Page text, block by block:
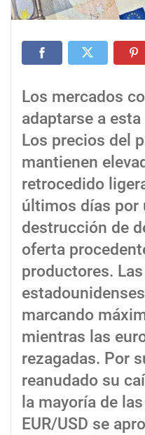
Los mercados
adaptarse a
Los precios del
mantienen
retrocedido
últimos días por
destrucción de
oferta
productores.
marcando
mientras las
rezagadas. Por
reanudado su
la mayoría de
EUR/USD se